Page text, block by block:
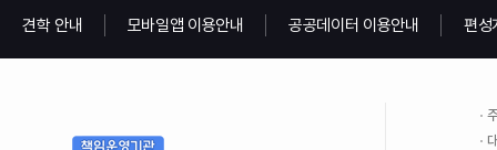
견학 안내 모바일앱 이용안내 공공데이터 이용안내 편성